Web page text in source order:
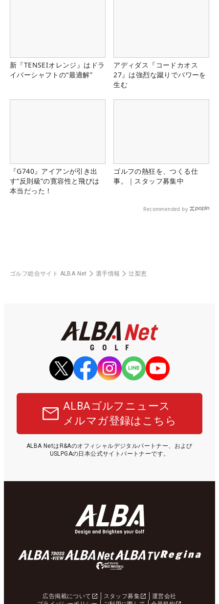
新『TENSEIオレンジ』はドラ
イバーシャフトの“最適解”
アディダス『コードカオス
27』は強烈な蹴りでパワーを
生む
『G740』アイアンが引き出
す“反則級”の寛容性と飛びは
本当だった！
ゴルフの熱狂を、つくる仕
事。｜スタッフ募集中
Recommended by
ゴルフ総合サイト ALBA Net 選手情報 辻梨恵
ALBAゴルフニュース
メルマガ登録はこちら
ALBA NetはR&Aのオフィシャルデジタルパートナー、および
USLPGAの日本公式サイトパートナーです。
広告掲載について スタッフ募集
運営会社